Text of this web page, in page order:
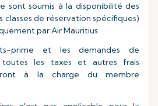
sont soumis à la disponibilité des
classes de réservation spécifiques)
par Air Mauritius.
prime et les demandes de
toutes les taxes et autres frais
à la charge du membre